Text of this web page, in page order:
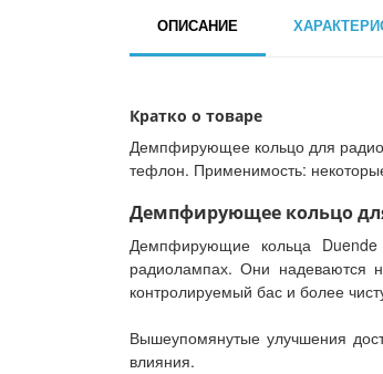
ОПИСАНИЕ
Кратко о товаре
Демпфирующее кольцо для
тефлон. Применимость:
Демпфирующее кольцо
Демпфирующие кольца Duende
радиолампах. Они надеваются
контролируемый бас и более
Вышеупомянутые улучшения
влияния.